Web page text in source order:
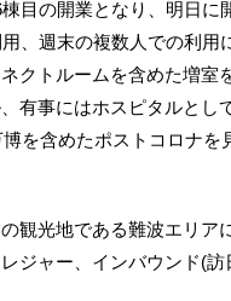
目の開業となり、明日に
、週末の複数人での利用
クトルームを含めた増室
有事にはホスピタルとし
を含めたポストコロナを
観光地である難波エリア
ジャー、インバウンド(訪